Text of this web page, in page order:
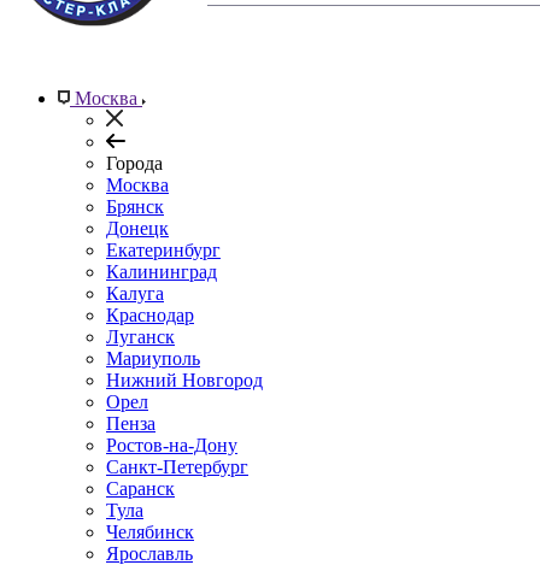
Москва
Города
Москва
Брянск
Донецк
Екатеринбург
Калининград
Калуга
Краснодар
Луганск
Мариуполь
Нижний Новгород
Орел
Пенза
Ростов-на-Дону
Санкт-Петербург
Саранск
Тула
Челябинск
Ярославль